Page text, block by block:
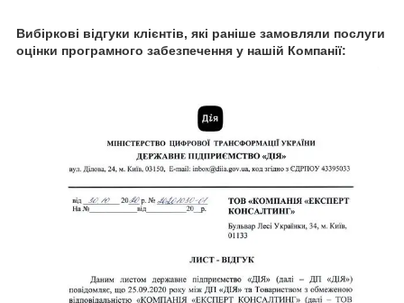
Вибіркові відгуки клієнтів, які раніше замовляли послуги
оцінки програмного забезпечення у нашій Компанії: